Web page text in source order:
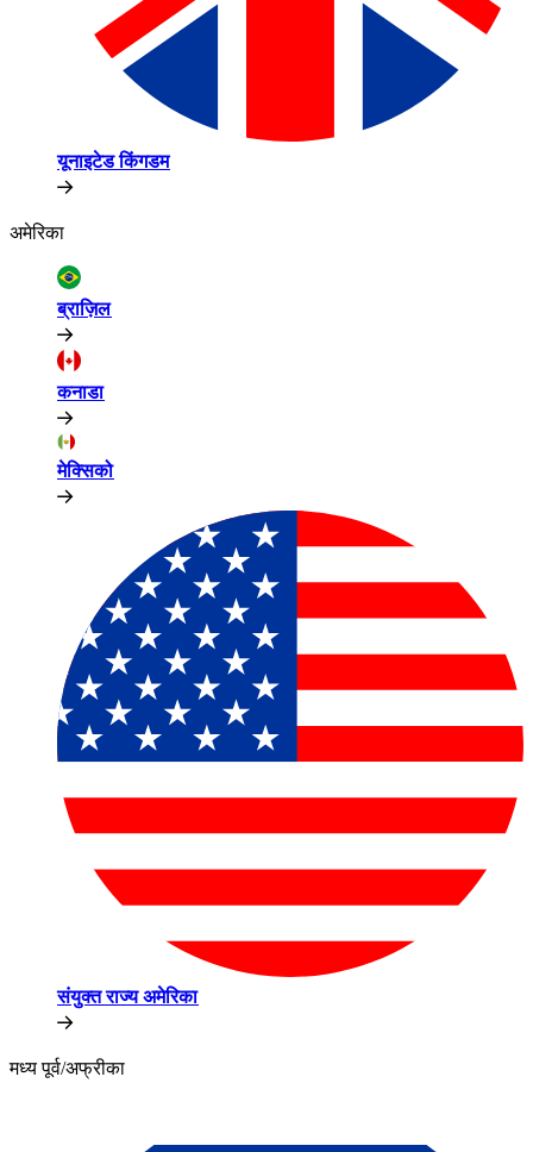
यूनाइटेड किंगडम​​
अमेरिका​​
ब्राज़िल​​
कनाडा​​
मेक्सिको​​
संयुक्त राज्य अमेरिका​​
मध्य पूर्व/अफ्रीका​​